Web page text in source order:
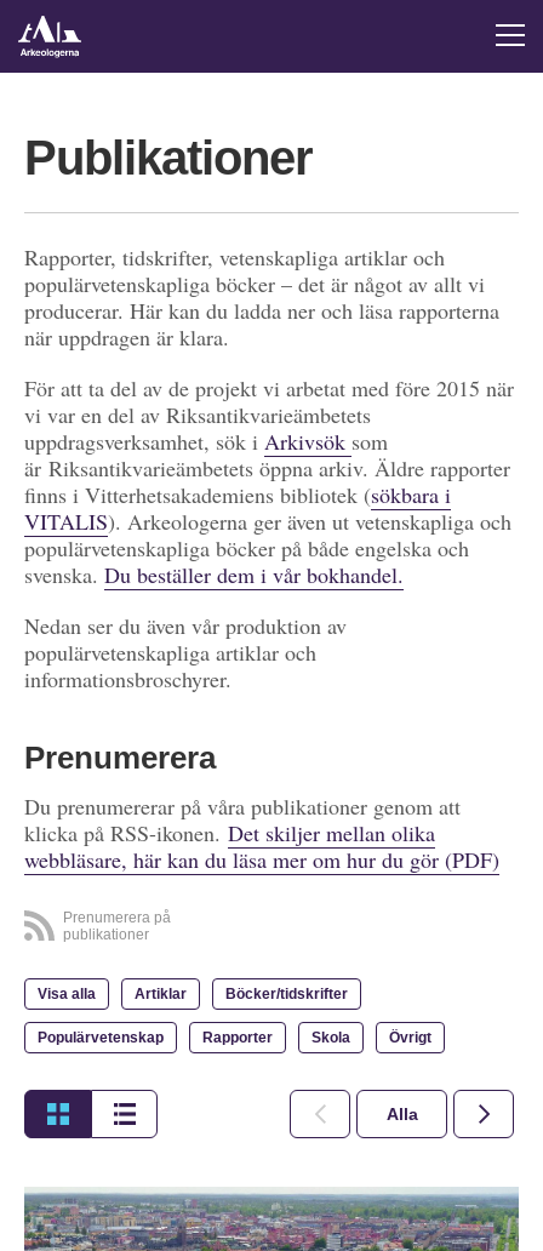
Publikationer
Rapporter, tidskrifter, vetenskapliga artiklar och
populärvetenskapliga böcker – det är något av allt vi
producerar. Här kan du ladda ner och läsa rapporterna
när uppdragen är klara.
För att ta del av de projekt vi arbetat med före 2015 när
vi var en del av Riksantikvarieämbetets
uppdragsverksamhet, sök i Arkivsök som
är Riksantikvarieämbetets öppna arkiv. Äldre rapporter
finns i Vitterhetsakademiens bibliotek (sökbara i
VITALIS). Arkeologerna ger även ut vetenskapliga och
populärvetenskapliga böcker på både engelska och
svenska. Du beställer dem i vår bokhandel.
Nedan ser du även vår produktion av
populärvetenskapliga artiklar och
informationsbroschyrer.
Prenumerera
Du prenumererar på våra publikationer genom att
klicka på RSS-ikonen. Det skiljer mellan olika
webbläsare, här kan du läsa mer om hur du gör (PDF)
Prenumerera på
publikationer
Visa alla Artiklar Böcker/tidskrifter
Populärvetenskap Rapporter Skola Övrigt
Alla 2026